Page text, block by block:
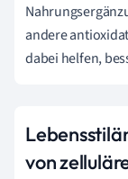
andere
dabei helfen,
von